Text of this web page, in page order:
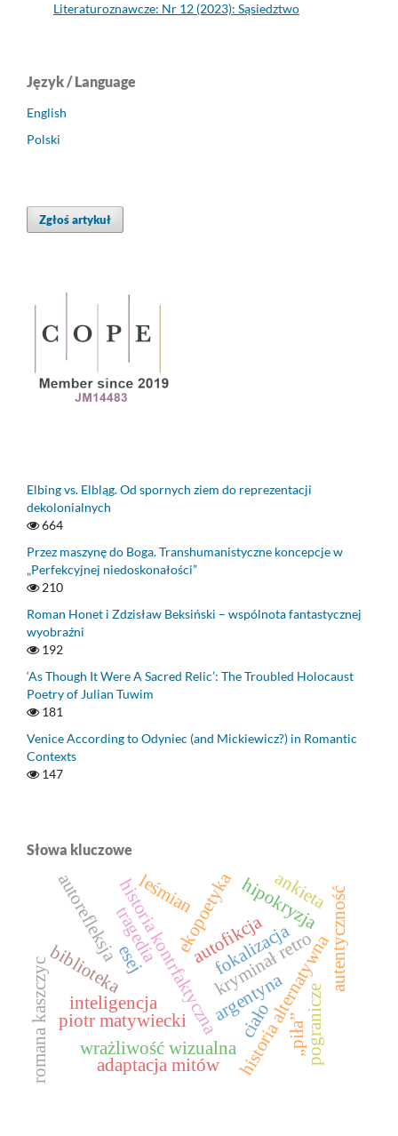
Literaturoznawcze: Nr 12 (2023): Sąsiedztwo
Język / Language
English
Polski
Zgłoś artykuł
Elbing vs. Elbląg. Od spornych ziem do reprezentacji
dekolonialnych
664
Przez maszynę do Boga. Transhumanistyczne koncepcje w
„Perfekcyjnej niedoskonałości”
210
Roman Honet i Zdzisław Beksiński – wspólnota fantastycznej
wyobraźni
192
‘As Though It Were A Sacred Relic’: The Troubled Holocaust
Poetry of Julian Tuwim
181
Venice According to Odyniec (and Mickiewicz?) in Romantic
Contexts
147
Słowa kluczowe
kryminał retro
historia alternatywna
historia kontrfaktyczna
esej
piotr matywiecki
inteligencja
biblioteka
romana kaszczyc
ekopoetyka
pogranicze
hipokryzjaautentyczność
autorefleksja fokalizacja
wrażliwość wizualna
autofikcja
argentyna
ankieta
tragedia
adaptacja mitów
leśmian
ciało „piła”